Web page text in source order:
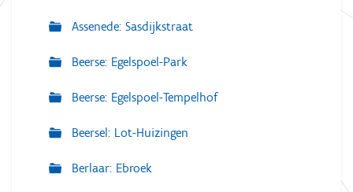
Assenede: Sasdijkstraat
Beerse: Egelspoel-Park
Beerse: Egelspoel-Tempelhof
Beersel: Lot-Huizingen
Berlaar: Ebroek